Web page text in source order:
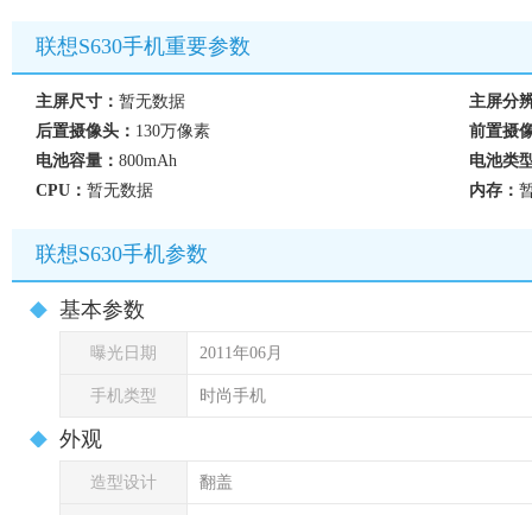
联想S630手机重要参数
主屏尺寸： 暂无数据
主屏分
后置摄像头： 130万像素
前置摄
电池容量： 800mAh
电池类
CPU： 暂无数据 内存：
联想S630手机参数
基本参数
曝光日期 2011年06月
手机类型 时尚手机
外观
造型设计 翻盖